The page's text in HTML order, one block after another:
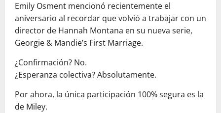
Emily Osment mencionó recientemente el
aniversario al recordar que volvió a trabajar con un
director de Hannah Montana en su nueva serie,
Georgie & Mandie’s First Marriage.
¿Confirmación? No.
¿Esperanza colectiva? Absolutamente.
Por ahora, la única participación 100% segura es la
de Miley.